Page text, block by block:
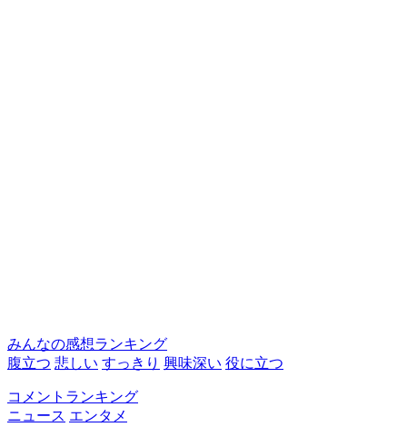
みんなの感想ランキング
腹立つ 悲しい すっきり 興味深い 役に立つ
コメントランキング
ニュース エンタメ